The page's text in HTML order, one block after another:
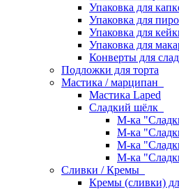
Упаковка для
Упаковка для
Упаковка для
Упаковка для
Конверты для
Подложки для торта
Мастика / марципан
Мастика Laped
Сладкий шёлк
М-ка
М-ка
М-ка
М-ка
Сливки / Кремы
Кремы (сливки)